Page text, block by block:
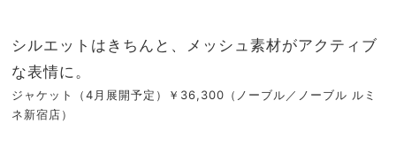
シルエットはきちんと、メッシュ素材がアクティブ
な表情に。
ジャケット（4月展開予定）￥36,300（ノーブル／ノーブル ルミ
ネ新宿店）